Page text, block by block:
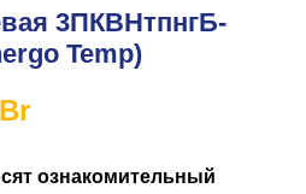
3ПКВНтпнгБ-
Temp)
Br
ознакомительный